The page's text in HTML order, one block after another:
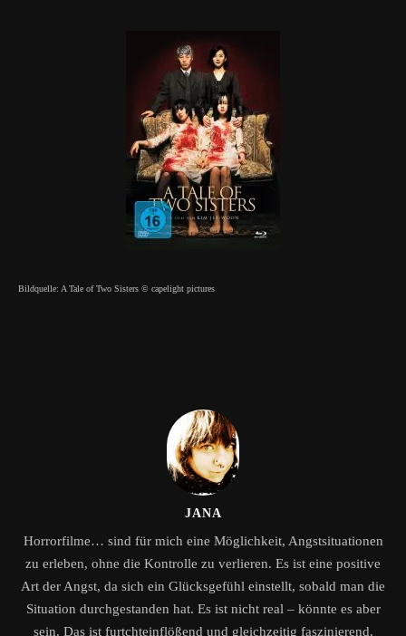
Bildquelle: A Tale of Two Sisters © capelight pictures
JANA
Horrorfilme… sind für mich eine Möglichkeit, Angstsituationen
zu erleben, ohne die Kontrolle zu verlieren. Es ist eine positive
Art der Angst, da sich ein Glücksgefühl einstellt, sobald man die
Situation durchgestanden hat. Es ist nicht real – könnte es aber
sein. Das ist furtchteinflößend und gleichzeitig faszinierend.